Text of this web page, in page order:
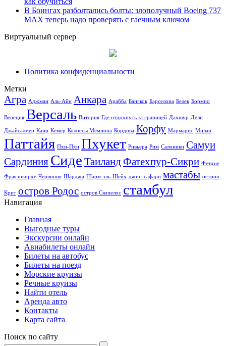
В Боингах разболтались болты: злополучный Boeing 737
MAX теперь надо проверять с гаечным ключом
Виртуальный сервер
Политика конфиденциальности
Метки
Агра Аджман Аль-Айн Анкара Арабба Бангкок Барселона Белек Бормио
Венеция Версаль Витория Где отдохнуть за границей Дахшур Дели
Джайсалмер Каир Кемер Колоссы Мемнона Кордова Корфу Мармарис Милан
Паттайя Пхи-Пхи Пхукет Ривьера Рим Салоники Самуи
Сардиния Сиде ТаиландФатехпур-Сикри Фетхие
Фрауэнкирхе Червиния Шарджа Шарм-эль-Шейх джип-сафари мастабы остров
Крит остров Родос остров Скопелос стамбул
Навигация
Главная
Выгодные туры
Экскурсии онлайн
Авиабилеты онлайн
Билеты на автобус
Билеты на поезд
Морские круизы
Речные круизы
Найти отель
Аренда авто
Контакты
Карта сайта
Поиск по сайту